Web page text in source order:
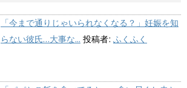
「今まで通りじゃいられなくなる？」妊娠を知
らない彼氏…大事な... 投稿者: ふくふく